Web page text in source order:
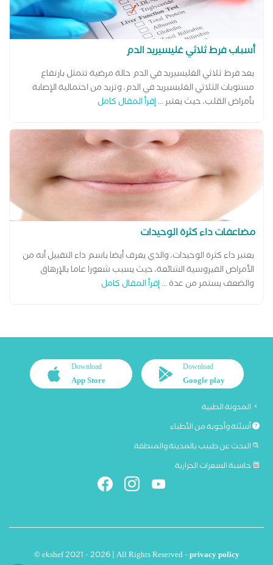
أسباب فرط ثلاثي غليسيريد الدم
يعد فرط ثلاثي الغليسيريد في الدم حالة مرضية تتمثل بارتفاع
مستويات الثلاثي الغليسيريد في الدم، وتزيد من احتمالية الإصابة
بأمراض القلب، حيث يعتبر ...إقرأ المقال كامل
مضاعفات داء كثرة الوحيدات
يعتبر داء كثرة الوحيدات، والذي يعرف أيضا باسم داء التقبيل أنه من
الأمراض الفيروسية الشائعة، حيث يسبب شعورا عاما بالإرهاق
والضعف يستمر من عدة ...إقرأ المقال كامل
Download
Google play
Download
App Store
المدونة الطبية
أسئلة وأجوبة من الأطباء
البحث عن طبيب بالمدينة والمنطقة
حاسبة السعرات الحرارية
© ekshef 2021 - 2026 | All Rights Reserved -privacy policy